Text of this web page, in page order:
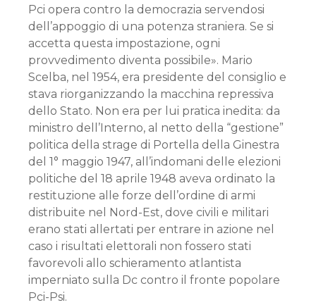
Pci opera contro la democrazia servendosi
dell’appoggio di una potenza straniera. Se si
accetta questa impostazione, ogni
provvedimento diventa possibile». Mario
Scelba, nel 1954, era presidente del consiglio e
stava riorganizzando la macchina repressiva
dello Stato. Non era per lui pratica inedita: da
ministro dell’Interno, al netto della “gestione”
politica della strage di Portella della Ginestra
del 1° maggio 1947, all’indomani delle elezioni
politiche del 18 aprile 1948 aveva ordinato la
restituzione alle forze dell’ordine di armi
distribuite nel Nord-Est, dove civili e militari
erano stati allertati per entrare in azione nel
caso i risultati elettorali non fossero stati
favorevoli allo schieramento atlantista
imperniato sulla Dc contro il fronte popolare
Pci-Psi.